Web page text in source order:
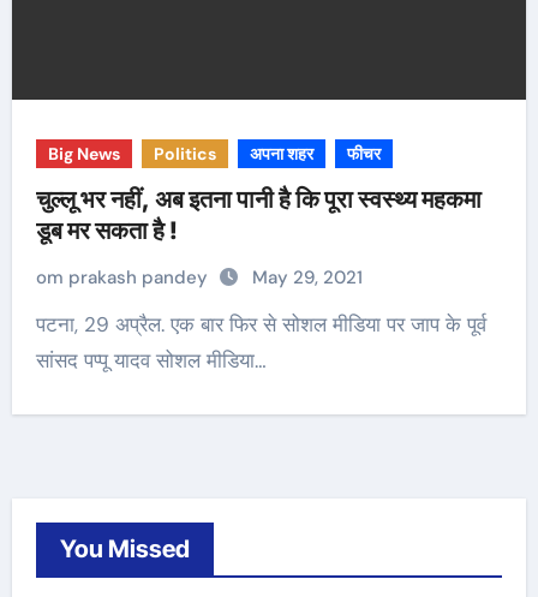
Big News Politics अपना शहर फीचर
चुल्लू भर नहीं, अब इतना पानी है कि पूरा स्वस्थ्य महकमा
डूब मर सकता है !
om prakash pandey May 29, 2021
पटना, 29 अप्रैल. एक बार फिर से सोशल मीडिया पर जाप के पूर्व
सांसद पप्पू यादव सोशल मीडिया…
You Missed